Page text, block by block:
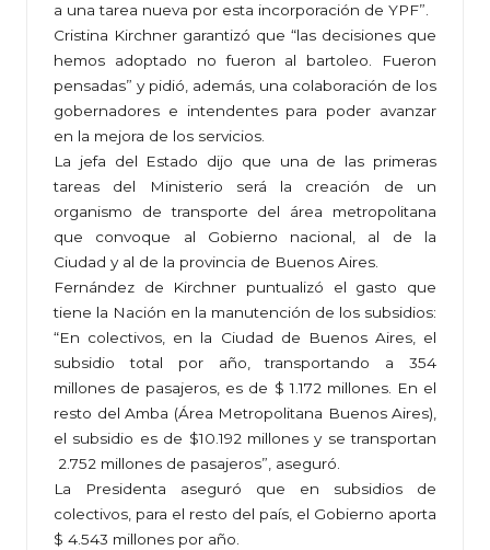
a una tarea nueva por esta incorporación de YPF”.
Cristina Kirchner garantizó que “las decisiones que
hemos adoptado no fueron al bartoleo. Fueron
pensadas” y pidió, además, una colaboración de los
gobernadores e intendentes para poder avanzar
en la mejora de los servicios.
La jefa del Estado dijo que una de las primeras
tareas del Ministerio será la creación de un
organismo de transporte del área metropolitana
que convoque al Gobierno nacional, al de la
Ciudad y al de la provincia de Buenos Aires.
Fernández de Kirchner puntualizó el gasto que
tiene la Nación en la manutención de los subsidios:
“En colectivos, en la Ciudad de Buenos Aires, el
subsidio total por año, transportando a 354
millones de pasajeros, es de $ 1.172 millones. En el
resto del Amba (Área Metropolitana Buenos Aires),
el subsidio es de $10.192 millones y se transportan
2.752 millones de pasajeros”, aseguró.
La Presidenta aseguró que en subsidios de
colectivos, para el resto del país, el Gobierno aporta
$ 4.543 millones por año.